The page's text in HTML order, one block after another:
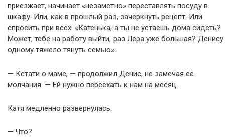
приезжает, начинает «незаметно» переставлять посуду в
шкафу. Или, как в прошлый раз, зачеркнуть рецепт. Или
спросить при всех: «Катенька, а ты не устаёшь дома сидеть?
Может, тебе на работу выйти, раз Лера уже большая? Денису
одному тяжело тянуть семью».
— Кстати о маме, — продолжил Денис, не замечая её
молчания. — Ей нужно переехать к нам на месяц.
Катя медленно развернулась.
— Что?